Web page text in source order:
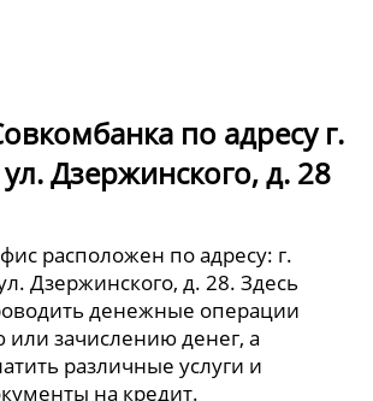
по адресу г.
Дзержинского, д. 28
расположен по адресу: г.
Дзержинского, д. 28. Здесь
денежные операции
или зачислению денег, а
различные услуги и
на кредит.